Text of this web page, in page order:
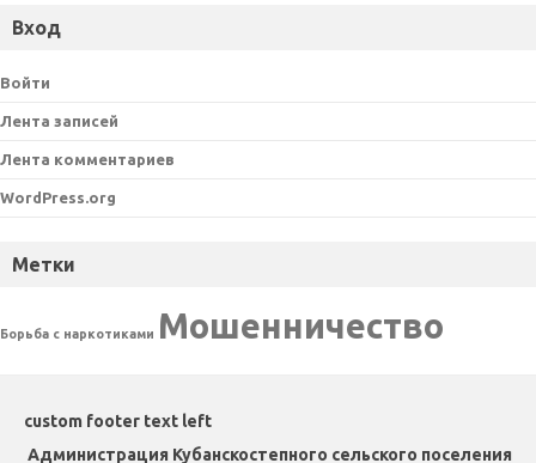
Вход
Войти
Лента записей
Лента комментариев
WordPress.org
Метки
Борьба с наркотиками Мошенничество
custom footer text left
Администрация Кубанскостепного сельского поселения